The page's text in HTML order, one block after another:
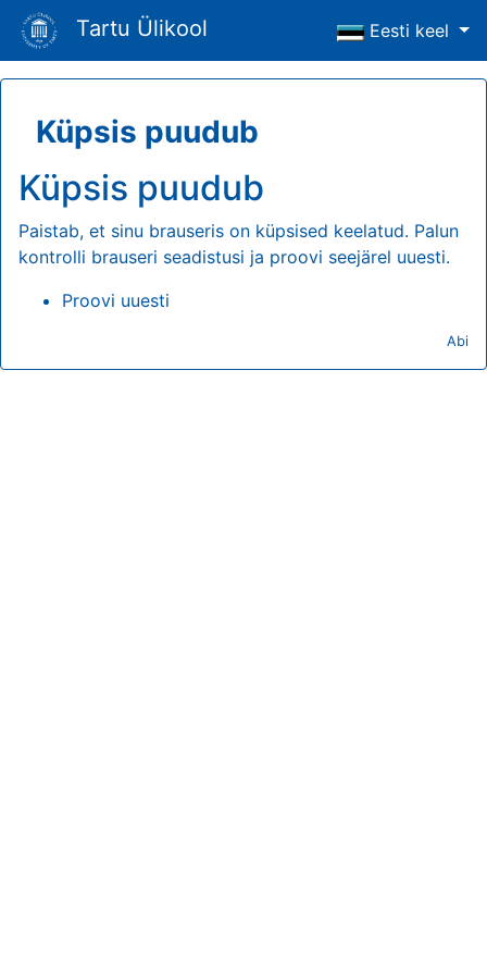
Tartu Ülikool Eesti keel
Küpsis puudub
Küpsis puudub
Paistab, et sinu brauseris on küpsised keelatud. Palun
kontrolli brauseri seadistusi ja proovi seejärel uuesti.
Proovi uuesti
Abi